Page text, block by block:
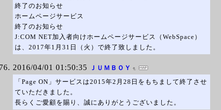
終了のお知らせ
ホームページサービス
終了のお知らせ
J:COM NET加入者向けホームページサービス（WebSpace）
は、2017年1月31日（火）で終了致しました。
2016/04/01 01:50:35
ＪＵＭＢＯＹ
「Page ON」サービスは2015年2月28日をもちまして終了させ
ていただきました。
長らくご愛顧を賜り、誠にありがとうございました。